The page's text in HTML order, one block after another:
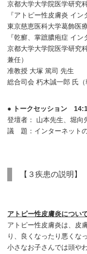
京都大学大学院医学研究
『アトピー性皮膚炎 イン
東京慈恵医科大学葛飾医
『乾癬、掌蹠膿疱症 イン
京都大学大学院医学研究
兼任）
准教授 大塚 篤司 先生
総合司会 朽木誠一郎 氏（
● トークセッション
登壇者： 山本先生、堀向
議 題：インターネット
【３疾患の説明】
アトピー性皮膚炎につい
アトピー性皮膚炎は、皮
り、良くなったり悪くな
小さなお子さんでは頭や